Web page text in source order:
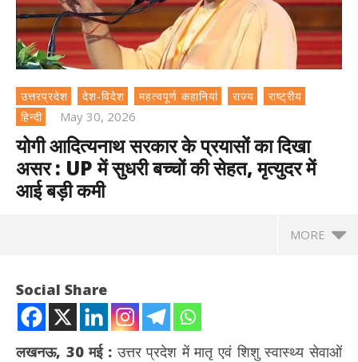
उत्तरप्रदेश देश-विदेश महत्वपूर्ण कहानियां राज्य
राष्ट्रीय
हिन्दी
May 30, 2026
योगी आदित्यनाथ सरकार के प्रयासों का दिखा
असर : UP में सुधरी बच्चों की सेहत, मृत्युदर में
आई बड़ी कमी
MORE
Social Share
लखनऊ, 30 मई :उत्तर प्रदेश में मातृ एवं शिशु स्वास्थ्य सेवाओं